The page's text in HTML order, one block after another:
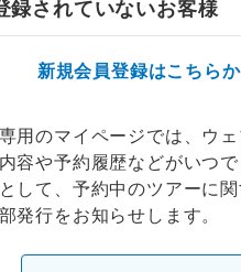
録されていないお客様
新規会員登録はこちら
用のマイページでは、ウ
容や予約履歴などがいつ
して、予約中のツアーに
発行をお知らせします。